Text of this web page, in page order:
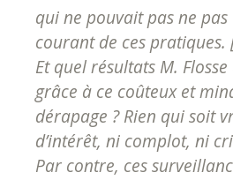
qui ne pouvait pas ne
courant de ces pratiques.
Et quel résultats M.
grâce à ce coûteux et
dérapage ? Rien qui soit
d’intérêt, ni complot, ni
Par contre, ces